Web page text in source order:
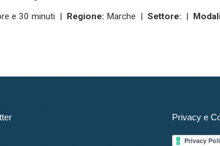
e 30 minuti | Regione: Marche | Settore: |
Privacy e